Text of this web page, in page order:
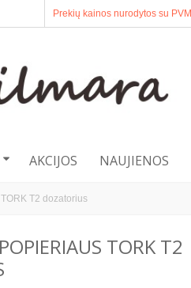
Prekių kainos nurodytos su PVM
AKCIJOS NAUJIENOS
T2 dozatorius
TORK T2